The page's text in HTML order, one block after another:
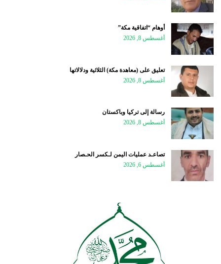
أوهام “اتفاقية مكة”
أغسطس 8, 2026
تعليق على (معاهدة مكة) الثلاثية ودلالاتها
أغسطس 8, 2026
رسالة إلى تركيا وباكستان
أغسطس 8, 2026
تصاعـد عمليات اليمن لـكسر الحـصار
أغسطس 6, 2026